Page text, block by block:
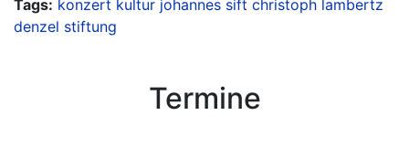
Tags: konzert kultur johannes sift christoph lambertz
denzel stiftung
Termine